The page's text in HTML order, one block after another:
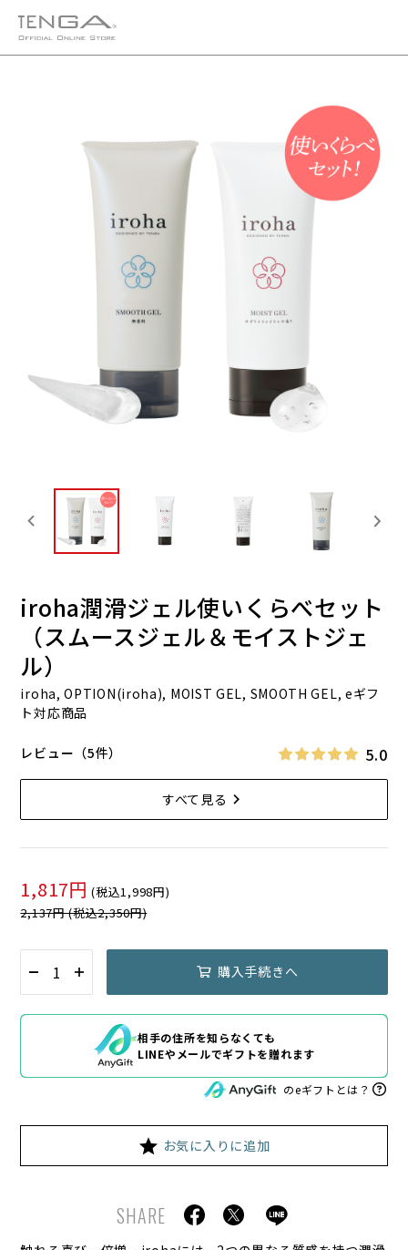
iroha潤滑ジェル使いくらべセット
（スムースジェル＆モイストジェ
ル）
iroha, OPTION(iroha), MOIST GEL, SMOOTH GEL, eギフ
ト対応商品
レビュー（5件） 5.0
すべて見る
1,817円 (税込1,998円)
2,137円 (税込2,350円)
購入手続きへ
相手の住所を知らなくても
LINEやメールでギフトを贈れます
のeギフトとは？
お気に入りに追加
SHARE